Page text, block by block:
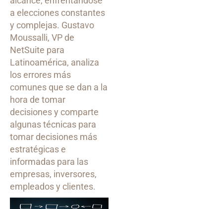
a elecciones constantes
y complejas. Gustavo
Moussalli, VP de
NetSuite para
Latinoamérica, analiza
los errores más
comunes que se dan a la
hora de tomar
decisiones y comparte
algunas técnicas para
tomar decisiones más
estratégicas e
informadas para las
empresas, inversores,
empleados y clientes.